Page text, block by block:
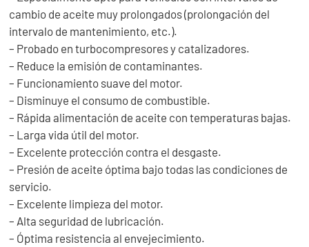
cambio de aceite muy prolongados (prolongación del
intervalo de mantenimiento, etc.).
– Probado en turbocompresores y catalizadores.
– Reduce la emisión de contaminantes.
– Funcionamiento suave del motor.
– Disminuye el consumo de combustible.
– Rápida alimentación de aceite con temperaturas bajas.
– Larga vida útil del motor.
– Excelente protección contra el desgaste.
– Presión de aceite óptima bajo todas las condiciones de
servicio.
– Excelente limpieza del motor.
– Alta seguridad de lubricación.
– Óptima resistencia al envejecimiento.